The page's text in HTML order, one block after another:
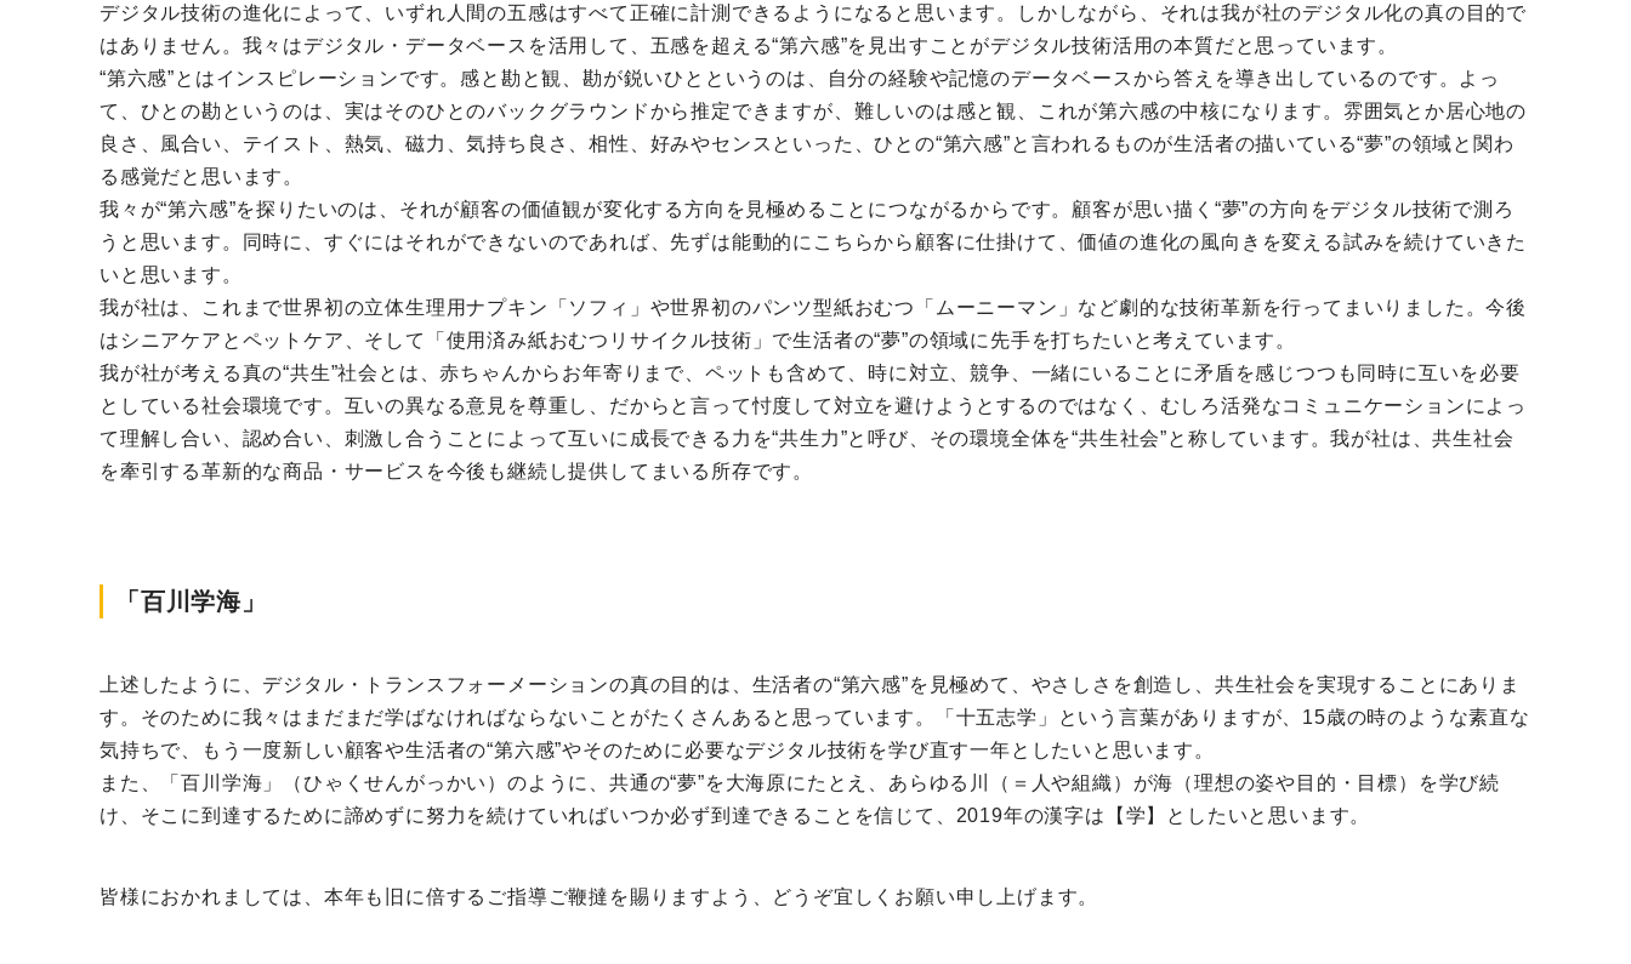
デジタル技術の進化によって、いずれ人間の五感はすべて正確に計測できるようになると思います。しかしながら、それは我が社のデジタル化の真の目的で
はありません。我々はデジタル・データベースを活用して、五感を超える“第六感”を見出すことがデジタル技術活用の本質だと思っています。
“第六感”とはインスピレーションです。感と勘と観、勘が鋭いひとというのは、自分の経験や記憶のデータベースから答えを導き出しているのです。よっ
て、ひとの勘というのは、実はそのひとのバックグラウンドから推定できますが、難しいのは感と観、これが第六感の中核になります。雰囲気とか居心地の
良さ、風合い、テイスト、熱気、磁力、気持ち良さ、相性、好みやセンスといった、ひとの“第六感”と言われるものが生活者の描いている“夢”の領域と関わ
る感覚だと思います。
我々が“第六感”を探りたいのは、それが顧客の価値観が変化する方向を見極めることにつながるからです。顧客が思い描く“夢”の方向をデジタル技術で測ろ
うと思います。同時に、すぐにはそれができないのであれば、先ずは能動的にこちらから顧客に仕掛けて、価値の進化の風向きを変える試みを続けていきた
いと思います。
我が社は、これまで世界初の立体生理用ナプキン「ソフィ」や世界初のパンツ型紙おむつ「ムーニーマン」など劇的な技術革新を行ってまいりました。今後
はシニアケアとペットケア、そして「使用済み紙おむつリサイクル技術」で生活者の“夢”の領域に先手を打ちたいと考えています。
我が社が考える真の“共生”社会とは、赤ちゃんからお年寄りまで、ペットも含めて、時に対立、競争、一緒にいることに矛盾を感じつつも同時に互いを必要
としている社会環境です。互いの異なる意見を尊重し、だからと言って忖度して対立を避けようとするのではなく、むしろ活発なコミュニケーションによっ
て理解し合い、認め合い、刺激し合うことによって互いに成長できる力を“共生力”と呼び、その環境全体を“共生社会”と称しています。我が社は、共生社会
を牽引する革新的な商品・サービスを今後も継続し提供してまいる所存です。
「百川学海」
上述したように、デジタル・トランスフォーメーションの真の目的は、生活者の“第六感”を見極めて、やさしさを創造し、共生社会を実現することにありま
す。そのために我々はまだまだ学ばなければならないことがたくさんあると思っています。「十五志学」という言葉がありますが、15歳の時のような素直な
気持ちで、もう一度新しい顧客や生活者の“第六感”やそのために必要なデジタル技術を学び直す一年としたいと思います。
また、「百川学海」（ひゃくせんがっかい）のように、共通の“夢”を大海原にたとえ、あらゆる川（＝人や組織）が海（理想の姿や目的・目標）を学び続
け、そこに到達するために諦めずに努力を続けていればいつか必ず到達できることを信じて、2019年の漢字は【学】としたいと思います。
皆様におかれましては、本年も旧に倍するご指導ご鞭撻を賜りますよう、どうぞ宜しくお願い申し上げます。